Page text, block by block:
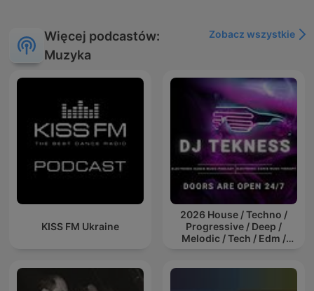
Więcej podcastów:
Muzyka
Zobacz wszystkie
KISS FM Ukraine
2026 House / Techno /
Progressive / Deep /
Melodic / Tech / Edm /